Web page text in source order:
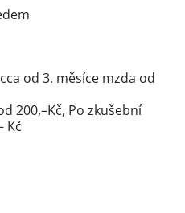
od 3. měsíce mzda od
200,–Kč, Po zkušební
Kč